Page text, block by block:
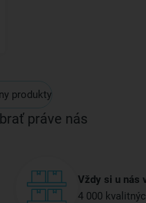
produkty
práve nás
Vždy si u nás
4 000